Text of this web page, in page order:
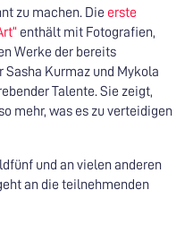
zu machen. Die erste
enthält mit Fotografien,
Werke der bereits
Kurmaz und Mykola
Talente. Sie zeigt,
mehr, was es zu verteidigen
und an vielen anderen
an die teilnehmenden